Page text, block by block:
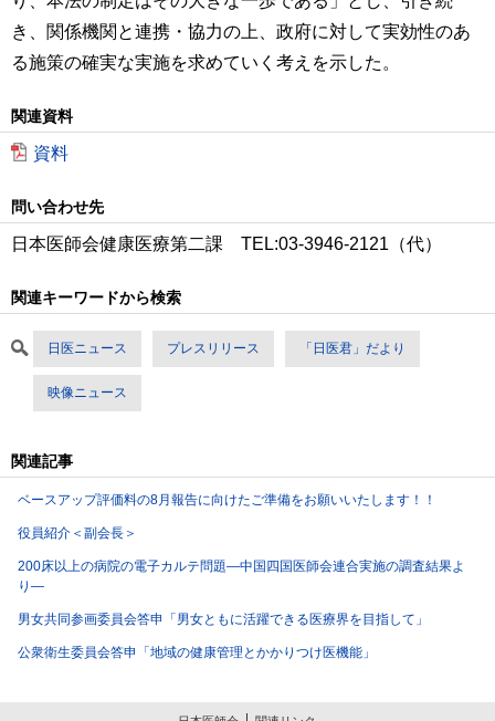
き、関係機関と連携・協力の上、政府に対して実効性のあ
る施策の確実な実施を求めていく考えを示した。
関連資料
資料
問い合わせ先
日本医師会健康医療第二課 TEL:03-3946-2121（代）
関連キーワードから検索
日医ニュース プレスリリース 「日医君」だより
映像ニュース
関連記事
ベースアップ評価料の8月報告に向けたご準備をお願いいたします！！
役員紹介＜副会長＞
200床以上の病院の電子カルテ問題―中国四国医師会連合実施の調査結果よ
り―
男女共同参画委員会答申「男女ともに活躍できる医療界を目指して」
公衆衛生委員会答申「地域の健康管理とかかりつけ医機能」